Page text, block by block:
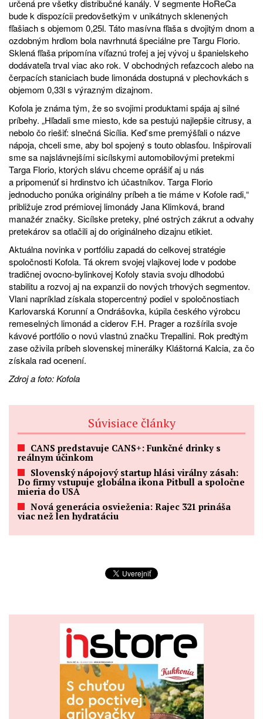
určená pre všetky distribučné kanály. V segmente HoReCa
bude k dispozícii predovšetkým v unikátnych sklenených
fľašiach s objemom 0,25l. Táto masívna fľaša s dvojitým dnom a
ozdobným hrdlom bola navrhnutá špeciálne pre Targu Florio.
Sklená fľaša pripomína víťaznú trofej a jej vývoj u španielskeho
dodávateľa trval viac ako rok. V obchodných reťazcoch alebo na
čerpacích staniciach bude limonáda dostupná v plechovkách s
objemom 0,33l s výrazným dizajnom.
Kofola je známa tým, že so svojimi produktami spája aj silné
príbehy. „Hľadali sme miesto, kde sa pestujú najlepšie citrusy, a
nebolo čo riešiť: slnečná Sicília. Keď sme premýšľali o názve
nápoja, chceli sme, aby bol spojený s touto oblasťou. Inšpirovali
sme sa najslávnejšími sicílskymi automobilovými pretekmi
Targa Florio, ktorých slávu chceme oprášiť aj u nás
a pripomenúť si hrdinstvo ich účastníkov. Targa Florio
jednoducho ponúka originálny príbeh a tie máme v Kofole radi,“
približuje zrod prémiovej limonády Jana Klimková, brand
manažér značky. Sicílske preteky, plné ostrých zákrut a odvahy
pretekárov sa otlačili aj do originálneho dizajnu etikiet.
Aktuálna novinka v portfóliu zapadá do celkovej stratégie
spoločnosti Kofola. Tá okrem svojej vlajkovej lode v podobe
tradičnej ovocno-bylinkovej Kofoly stavia svoju dlhodobú
stabilitu a rozvoj aj na expanzii do nových trhových segmentov.
Vlani napríklad získala stopercentný podiel v spoločnostiach
Karlovarská Korunní a Ondrášovka, kúpila českého výrobcu
remeselných limonád a ciderov F.H. Prager a rozšírila svoje
kávové portfólio o novú vlastnú značku Trepallini. Rok predtým
zase oživila príbeh slovenskej minerálky Kláštorná Kalcia, za čo
získala rad ocenení.
Zdroj a foto: Kofola
Súvisiace články
CANS predstavuje CANS+: Funkčné drinky s
reálnym účinkom
Slovenský nápojový startup hlási virálny zásah:
Do firmy vstupuje globálna ikona Pitbull a spoločne
mieria do USA
Nová generácia osvieženia: Rajec 321 prináša
viac než len hydratáciu